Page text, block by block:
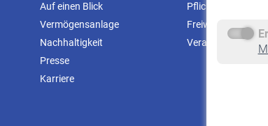
Auf einen Blick
Vermögensanlage
Nachhaltigkeit
Presse
Karriere
Pflichtversicherung
Freiwillige
Veranstaltungen